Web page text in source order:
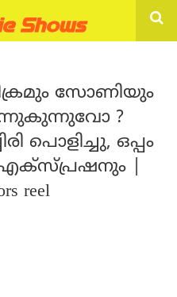
സോണിയും
?
പൊളിച്ചു, ഒപ്പം
|
reel